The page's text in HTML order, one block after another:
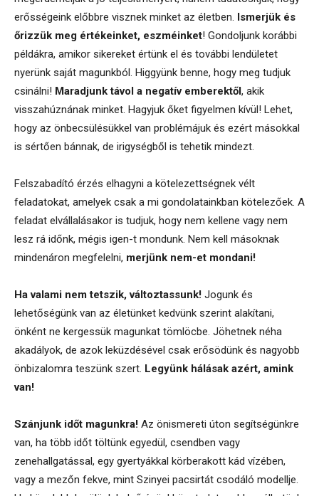
erősségeink előbbre visznek minket az életben. Ismerjük és
őrizzük meg értékeinket, eszméinket! Gondoljunk korábbi
példákra, amikor sikereket értünk el és további lendületet
nyerünk saját magunkból. Higgyünk benne, hogy meg tudjuk
csinálni! Maradjunk távol a negatív emberektől, akik
visszahúznának minket. Hagyjuk őket figyelmen kívül! Lehet,
hogy az önbecsülésükkel van problémájuk és ezért másokkal
is sértően bánnak, de irigységből is tehetik mindezt.
Felszabadító érzés elhagyni a kötelezettségnek vélt
feladatokat, amelyek csak a mi gondolatainkban kötelezőek. A
feladat elvállalásakor is tudjuk, hogy nem kellene vagy nem
lesz rá időnk, mégis igen-t mondunk. Nem kell másoknak
mindenáron megfelelni, merjünk nem-et mondani!
Ha valami nem tetszik, változtassunk! Jogunk és
lehetőségünk van az életünket kedvünk szerint alakítani,
önként ne kergessük magunkat tömlöcbe. Jöhetnek néha
akadályok, de azok leküzdésével csak erősödünk és nagyobb
önbizalomra teszünk szert. Legyünk hálásak azért, amink
van!
Szánjunk időt magunkra! Az önismereti úton segítségünkre
van, ha több időt töltünk egyedül, csendben vagy
zenehallgatással, egy gyertyákkal körberakott kád vízében,
vagy a mezőn fekve, mint Szinyei pacsirtát csodáló modellje.